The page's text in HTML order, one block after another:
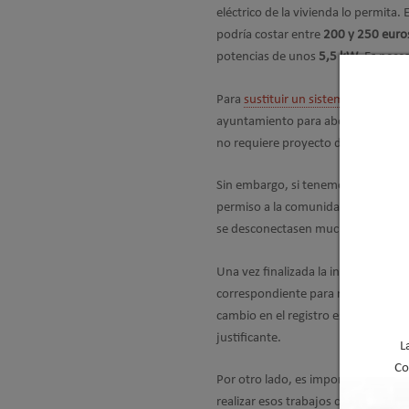
eléctrico de la vivienda lo permita.
podría costar entre 200 y 250
potencias de unos 5,5 kW. Es
Para sustituir un sistema de gas o
ayuntamiento para abonar la tasa
no requiere proyecto de un
Sin embargo, si tenemos un
permiso a la comunidad de
se desconectasen muchos vecinos
Una vez finalizada la instalación,
correspondiente para registrar el
cambio en el registro es
justificante.
Por otro lado, es importante
realizar esos trabajos con una